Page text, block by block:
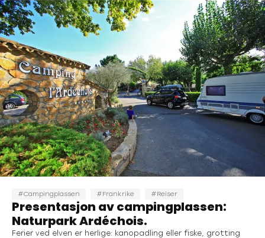
Campingplassen Frankrike Reiser
Presentasjon av campingplassen:
Naturpark Ardéchois.
Ferier ved elven er herlige: kanopadling eller fiske, grotting